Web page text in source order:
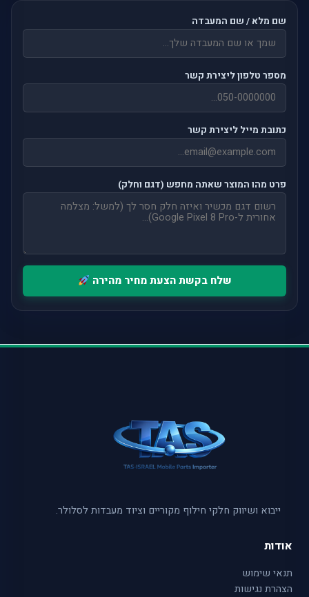
שם מלא / שם המעבדה
מספר טלפון ליצירת קשר
כתובת מייל ליצירת קשר
פרט מהו המוצר שאתה מחפש (דגם וחלק)
שלח בקשת הצעת מחיר מהירה
ייבוא ושיווק חלקי חילוף מקוריים וציוד מעבדות לסלולר.
אודות
תנאי שימוש
הצהרת נגישות